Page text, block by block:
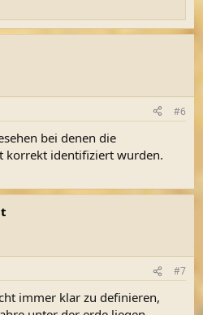
#6
bei denen die
korrekt identifiziert wurden.
#7
immer klar zu definieren,